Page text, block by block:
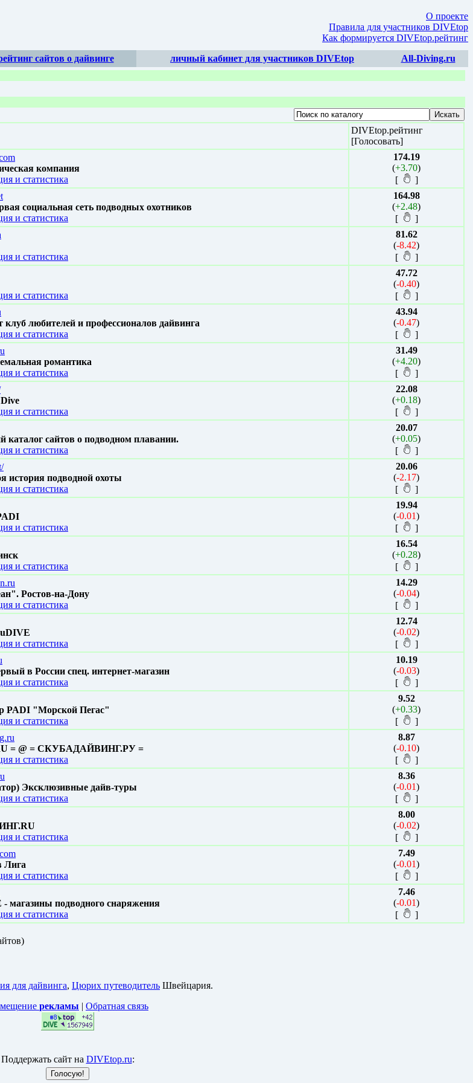
О проекте
Правила для участников DIVEtop
Как формируется DIVEtop.рейтинг
сайтов о дайвинге личный кабинет для участников DIVEtop
All-Diving.ru
DIVEtop.рейтинг
[Голосовать]
компания
и статистика
174.19
(+3.70)
[
]
социальная сеть подводных охотников
и статистика
164.98
(+2.48)
[
]
и статистика
81.62
(-8.42)
[
]
и статистика
47.72
(-0.40)
[
]
любителей и профессионалов дайвинга
и статистика
43.94
(-0.47)
[
]
романтика
и статистика
31.49
(+4.20)
[
]
и статистика
22.08
(+0.18)
[
]
сайтов о подводном плавании.
и статистика
20.07
(+0.05)
[
]
подводной охоты
и статистика
20.06
(-2.17)
[
]
и статистика
19.94
(-0.01)
[
]
и статистика
16.54
(+0.28)
[
]
Ростов-на-Дону
и статистика
14.29
(-0.04)
[
]
и статистика
12.74
(-0.02)
[
]
в России спец. интернет-магазин
и статистика
10.19
(-0.03)
[
]
PADI "Морской Пегас"
и статистика
9.52
(+0.33)
[
]
= @ = СКУБАДАЙВИНГ.РУ =
и статистика
8.87
(-0.10)
[
]
Эксклюзивные дайв-туры
и статистика
8.36
(-0.01)
[
]
и статистика
8.00
(-0.02)
[
]
Лига
и статистика
7.49
(-0.01)
[
]
подводного снаряжения
и статистика
7.46
(-0.01)
[
]
для дайвинга, Цюрих путеводитель Швейцария.
рекламы | Обратная связь
Поддержать сайт на DIVEtop.ru: